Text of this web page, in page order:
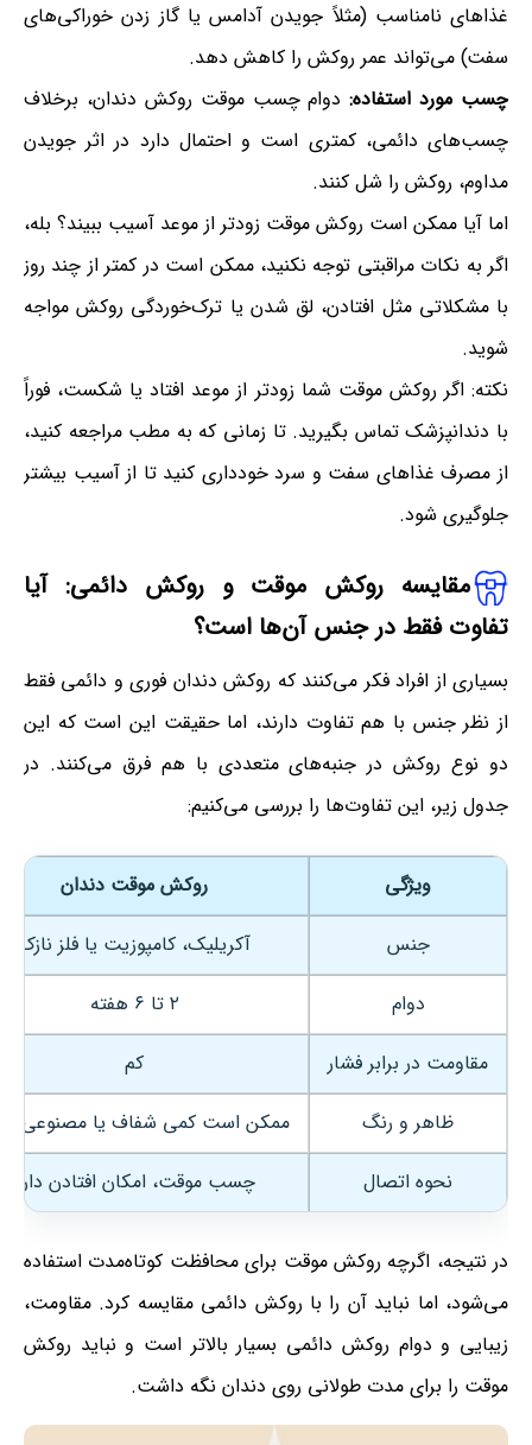
غذاهای نامناسب (مثلاً جویدن آدامس یا گاز زدن خوراکی‌های
سفت) می‌تواند عمر روکش را کاهش دهد.
چسب مورد استفاده:دوام چسب موقت روکش دندان، برخلاف
چسب‌های دائمی، کمتری است و احتمال دارد در اثر جویدن
مداوم، روکش را شل کنند.
اما آیا ممکن است روکش موقت زودتر از موعد آسیب ببیند؟ بله،
اگر به نکات مراقبتی توجه نکنید، ممکن است در کمتر از چند روز
با مشکلاتی مثل افتادن، لق شدن یا ترک‌خوردگی روکش مواجه
شوید.
نکته: اگر روکش موقت شما زودتر از موعد افتاد یا شکست، فوراً
با دندانپزشک تماس بگیرید. تا زمانی که به مطب مراجعه کنید،
از مصرف غذاهای سفت و سرد خودداری کنید تا از آسیب بیشتر
جلوگیری شود.
مقایسه روکش موقت و روکش دائمی: آیا
تفاوت فقط در جنس آن‌ها است؟
بسیاری از افراد فکر می‌کنند که روکش دندان فوری و دائمی فقط
از نظر جنس با هم تفاوت دارند، اما حقیقت این است که این
دو نوع روکش در جنبه‌های متعددی با هم فرق می‌کنند. در
جدول زیر، این تفاوت‌ها را بررسی می‌کنیم:
ویژگی
روکش موقت دندان
جنس
آکریلیک، کامپوزیت یا فلز نازک
دوام
۲ تا ۶ هفته
مقاومت در برابر فشار
کم
ظاهر و رنگ
ممکن است کمی شفاف یا مصنوعی
نحوه اتصال
چسب موقت، امکان افتادن دارد
در نتیجه، اگرچه روکش موقت برای محافظت کوتاه‌مدت استفاده
می‌شود، اما نباید آن را با روکش دائمی مقایسه کرد. مقاومت،
زیبایی و دوام روکش دائمی بسیار بالاتر است و نباید روکش
موقت را برای مدت طولانی روی دندان نگه داشت.